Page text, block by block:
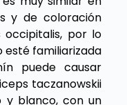
y de coloración
occipitalis, por lo
esté familiarizada
puede causar
taczanowskii
y blanco, con un